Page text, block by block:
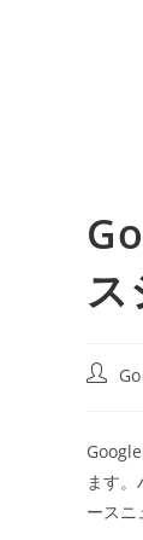
ス
投
ます
ースニ